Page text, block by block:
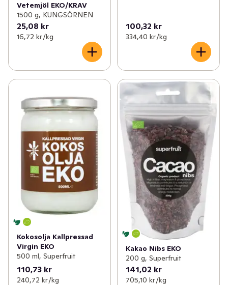
Vetemjöl EKO/KRAV
1500 g, KUNGSÖRNEN
25,08 kr
16,72 kr /kg
100,32 kr
334,40 kr /kg
Kokosolja Kallpressad
Virgin EKO
500 ml, Superfruit
110,73 kr
240,72 kr /kg
Kakao Nibs EKO
200 g, Superfruit
141,02 kr
705,10 kr /kg